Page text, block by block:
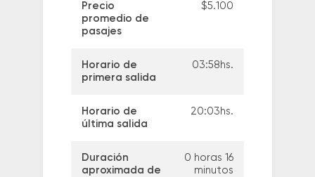
Precio
promedio de
pasajes
$5.100
Horario de
primera salida
03:58hs.
Horario de
última salida
20:03hs.
Duración
aproximada de
0 horas 16
minutos